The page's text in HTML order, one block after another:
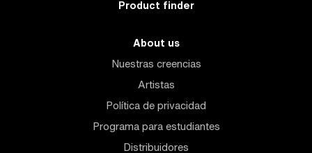
Product finder
About us
Nuestras creencias
Artistas
Política de privacidad
Programa para estudiantes
Distribuidores